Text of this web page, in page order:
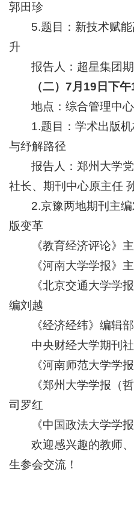
郭田珍
5.题目：新技术赋
升
报告人：超星集团
（二）7月19 日下午
地点：综合管理中
1.题目：学术出版
与纾解路径
报告人：郑州大学
社长、期刊中心原主任
2.京豫两地期刊主
版变革
《教育经济评论》
《河南大学学报》
《北京交通大学学
编刘越
《经济经纬》编辑
中央财经大学期刊
《河南师范大学学
《郑州大学学报（
司罗红
《中国政法大学学
欢迎感兴趣的教师
生参会交流！